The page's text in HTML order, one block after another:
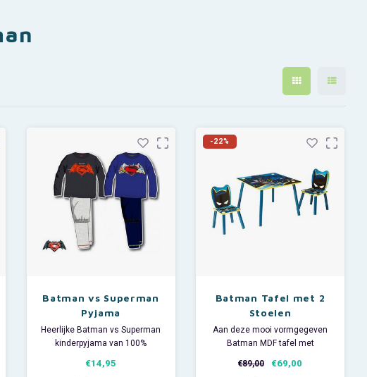
Batman vs Superman
Pyjama
Heerlijke Batman vs Superman
kinderpyjama van 100%
Deze Superhelden jongens
€14,95
-22%
Batman Tafel met 2
Stoelen
Aan deze mooi vormgegeven
Batman MDF tafel met
spelen of eten. Met de 2
€89,00 €69,00